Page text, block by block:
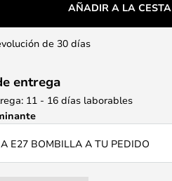
AÑADIR A LA CESTA
de 30 días
entrega
11 - 16 días laborables
E27 BOMBILLA A TU PEDIDO